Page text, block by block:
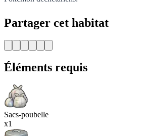
Partager cet habitat
Éléments requis
Sacs-poubelle
x1